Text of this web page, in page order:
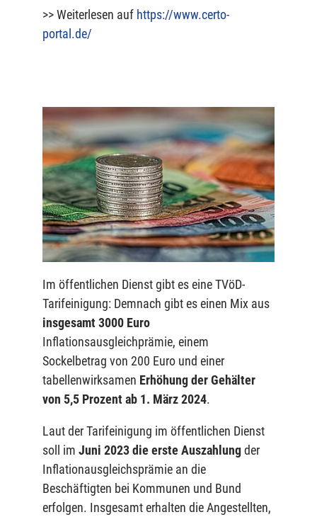
>> Weiterlesen auf https://www.certo-
portal.de/
Im öffentlichen Dienst gibt es eine TVöD-
Tarifeinigung: Demnach gibt es einen Mix aus
insgesamt 3000 Euro
Inflationsausgleichprämie, einem
Sockelbetrag von 200 Euro und einer
tabellenwirksamen Erhöhung der Gehälter
von 5,5 Prozent ab 1. März 2024.
Laut der Tarifeinigung im öffentlichen Dienst
soll im Juni 2023 die erste Auszahlungder
Inflationausgleichsprämie an die
Beschäftigten bei Kommunen und Bund
erfolgen. Insgesamt erhalten die Angestellten,